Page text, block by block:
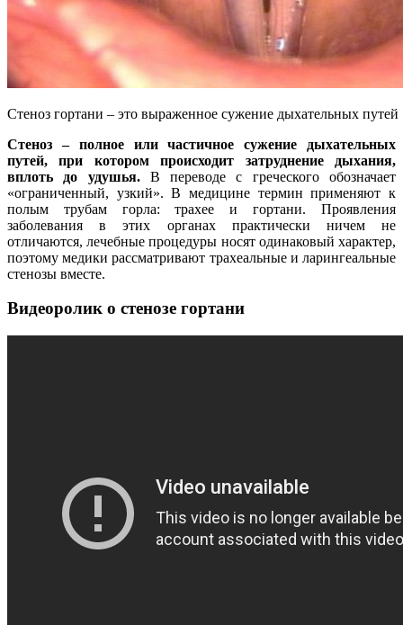
Стеноз гортани – это выраженное сужение дыхательных путей
Стеноз – полное или частичное сужение дыхательных
путей, при котором происходит затруднение дыхания,
вплоть до удушья.В переводе с греческого обозначает
«ограниченный, узкий». В медицине термин применяют к
полым трубам горла: трахее и гортани. Проявления
заболевания в этих органах практически ничем не
отличаются, лечебные процедуры носят одинаковый характер,
поэтому медики рассматривают трахеальные и ларингеальные
стенозы вместе.
Видеоролик о стенозе гортани